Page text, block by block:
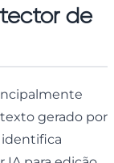
de
gerado por
identifica